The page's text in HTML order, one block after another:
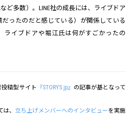
ど多数）。LINE社の成長には、ライブドア
ったのだと感じている）が関係している
ライブドアや堀江氏は何がすごかったの
稿型サイト 『STORYS.jp』 の記事が基となって
、 立ち上げメンバーへのインタビューを実施